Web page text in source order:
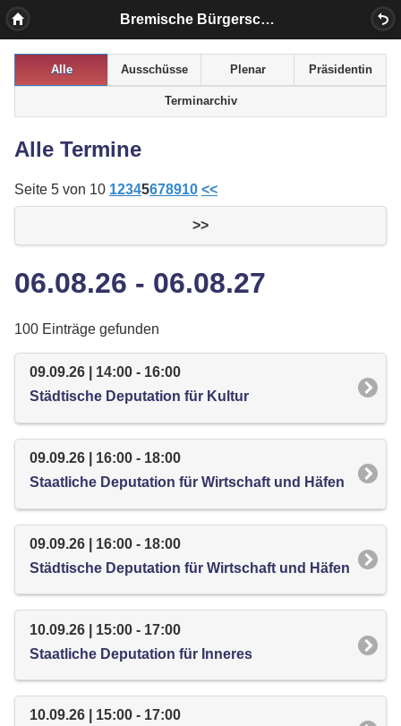
Bremische Bürgerschaft
Alle Ausschüsse Plenar Präsidentin
Terminarchiv
Alle Termine
Seite 5 von 10 12345678910 <<
>>
06.08.26 - 06.08.27
100 Einträge gefunden
09.09.26 | 14:00 - 16:00
Städtische Deputation für Kultur
09.09.26 | 16:00 - 18:00
Staatliche Deputation für Wirtschaft und Häfen
09.09.26 | 16:00 - 18:00
Städtische Deputation für Wirtschaft und Häfen
10.09.26 | 15:00 - 17:00
Staatliche Deputation für Inneres
10.09.26 | 15:00 - 17:00